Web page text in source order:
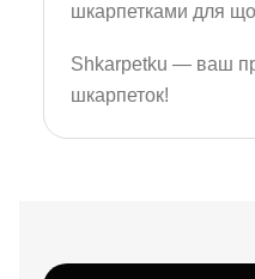
шкарпетками для
Shkarpetku — ваш
шкарпеток!